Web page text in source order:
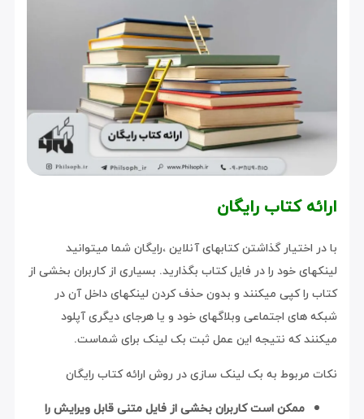
ارائه کتاب رایگان
با در اختیار گذاشتن کتابهای آنلاین ،رایگان شما میتوانید
لینکهای خود را در فایل کتاب بگذارید. بسیاری از کاربران بخشی از
کتاب را کپی میکنند و بدون حذف کردن لینکهای داخل آن در
شبکه های اجتماعی وبلاگهای خود و یا هرجای دیگری آپلود
میکنند که نتیجه این عمل ثبت بک لینک برای شماست.
نکات مربوط به بک لینک سازی در روش ارائه کتاب رایگان
ممکن است کاربران بخشی از فایل متنی قابل ویرایش را